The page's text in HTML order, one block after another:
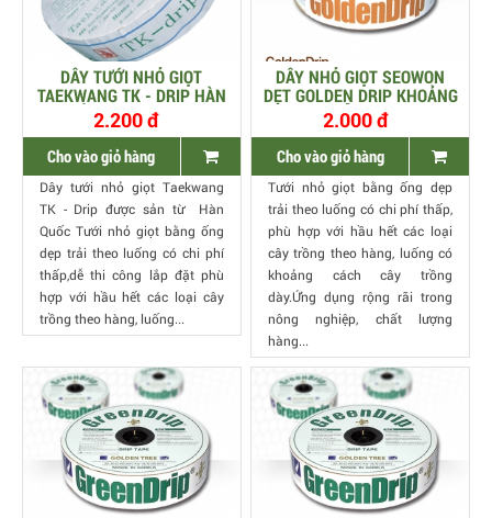
DÂY TƯỚI NHỎ GIỌT
TAEKWANG TK - DRIP HÀN
QUỐC, CỠ 16MM, DÀY
0.2MM, KHOẢNG CÁCH
10CM
2.200 đ
Cho vào giỏ hàng
Dây tưới nhỏ giọt Taekwang
TK - Drip được sản từ Hàn
Quốc Tưới nhỏ giọt bằng ống
dẹp trải theo luống có chi phí
thấp,dễ thi công lắp đặt phù
hợp với hầu hết các loại cây
trồng theo hàng, luống...
DÂY NHỎ GIỌT SEOWON
DẸT GOLDEN DRIP KHOẢNG
CÁCH LỖ 50CM DÀY
O.25MM 1000M/CUỘN
2.000 đ
Cho vào giỏ hàng
Tưới nhỏ giọt bằng ống dẹp
trải theo luống có chi phí thấp,
phù hợp với hầu hết các loại
cây trồng theo hàng, luống có
khoảng cách cây trồng
dày.Ứng dụng rộng rãi trong
nông nghiệp, chất lượng
hàng...